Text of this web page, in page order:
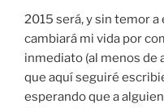
2015 será, y sin temor
cambiará mi vida por
inmediato (al menos de
que aquí seguiré
esperando que a